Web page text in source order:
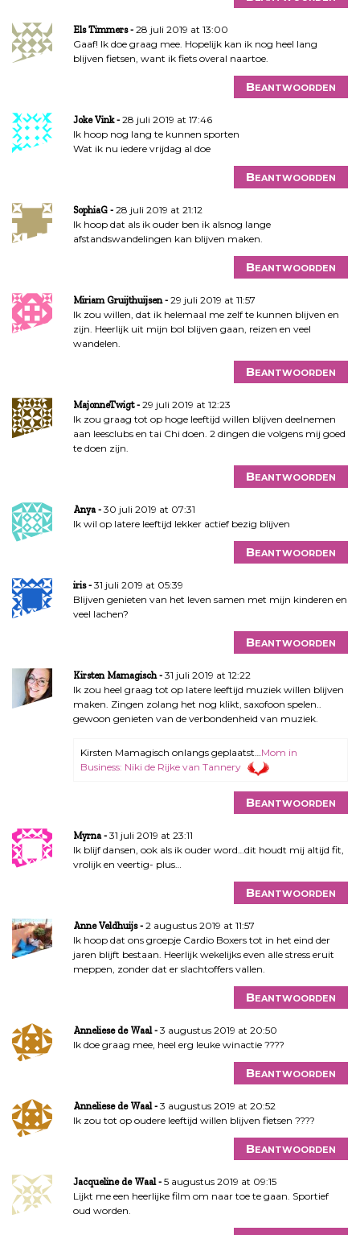
Els Timmers
28 juli 2019 at 13:00
Gaaf! Ik doe graag mee. Hopelijk kan ik nog heel lang
blijven fietsen, want ik fiets overal naartoe.
Beantwoorden
Joke Vink
28 juli 2019 at 17:46
Ik hoop nog lang te kunnen sporten
Wat ik nu iedere vrijdag al doe
Beantwoorden
SophiaG
28 juli 2019 at 21:12
Ik hoop dat als ik ouder ben ik alsnog lange
afstandswandelingen kan blijven maken.
Beantwoorden
Miriam Gruijthuijsen
29 juli 2019 at 11:57
Ik zou willen, dat ik helemaal me zelf te kunnen blijven en
zijn. Heerlijk uit mijn bol blijven gaan, reizen en veel
wandelen.
Beantwoorden
MajonneTwigt
29 juli 2019 at 12:23
Ik zou graag tot op hoge leeftijd willen blijven deelnemen
aan leesclubs en tai Chi doen. 2 dingen die volgens mij goed
te doen zijn.
Beantwoorden
Anya
30 juli 2019 at 07:31
Ik wil op latere leeftijd lekker actief bezig blijven
Beantwoorden
iris
31 juli 2019 at 05:39
Blijven genieten van het leven samen met mijn kinderen en
veel lachen?
Beantwoorden
Kirsten Mamagisch
31 juli 2019 at 12:22
Ik zou heel graag tot op latere leeftijd muziek willen blijven
maken. Zingen zolang het nog klikt, saxofoon spelen..
gewoon genieten van de verbondenheid van muziek.
Kirsten Mamagisch onlangs geplaatst…Mom in
Business: Niki de Rijke van Tannery
Beantwoorden
Myrna
31 juli 2019 at 23:11
Ik blijf dansen, ook als ik ouder word…dit houdt mij altijd fit,
vrolijk en veertig- plus…
Beantwoorden
Anne Veldhuijs
2 augustus 2019 at 11:57
Ik hoop dat ons groepje Cardio Boxers tot in het eind der
jaren blijft bestaan. Heerlijk wekelijks even alle stress eruit
meppen, zonder dat er slachtoffers vallen.
Beantwoorden
Anneliese de Waal
3 augustus 2019 at 20:50
Ik doe graag mee, heel erg leuke winactie ????
Beantwoorden
Anneliese de Waal
3 augustus 2019 at 20:52
Ik zou tot op oudere leeftijd willen blijven fietsen ????
Beantwoorden
Jacqueline de Waal
5 augustus 2019 at 09:15
Lijkt me een heerlijke film om naar toe te gaan. Sportief
oud worden.